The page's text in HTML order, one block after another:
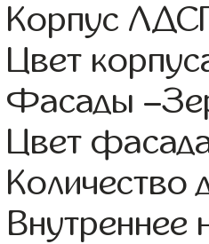
Корпус
Цвет
Фасады
Цвет
Количество
Внутреннее